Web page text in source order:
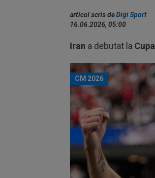
articol scris deDigi Sport
16.06.2026, 05:00
Iran a debutat la
CM 2026